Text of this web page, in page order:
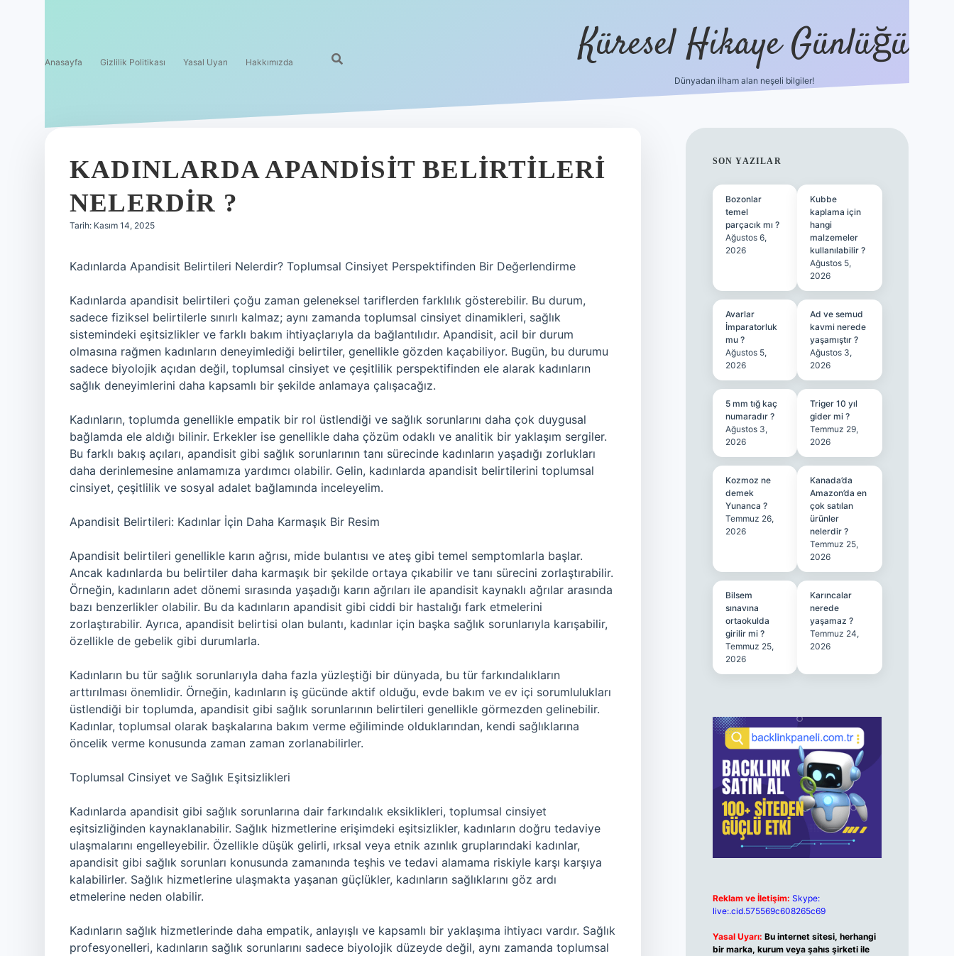
Anasayfa Gizlilik Politikası Yasal Uyarı Hakkımızda Küresel Hikaye Günlüğü
Dünyadan ilham alan neşeli bilgiler!
KADINLARDA APANDISIT BELIRTILERI
NELERDIR ?
Tarih: Kasım 14, 2025
Kadınlarda Apandisit Belirtileri Nelerdir? Toplumsal Cinsiyet Perspektifinden Bir Değerlendirme
Kadınlarda apandisit belirtileri çoğu zaman geleneksel tariflerden farklılık gösterebilir. Bu durum,
sadece fiziksel belirtilerle sınırlı kalmaz; aynı zamanda toplumsal cinsiyet dinamikleri, sağlık
sistemindeki eşitsizlikler ve farklı bakım ihtiyaçlarıyla da bağlantılıdır. Apandisit, acil bir durum
olmasına rağmen kadınların deneyimlediği belirtiler, genellikle gözden kaçabiliyor. Bugün, bu durumu
sadece biyolojik açıdan değil, toplumsal cinsiyet ve çeşitlilik perspektifinden ele alarak kadınların
sağlık deneyimlerini daha kapsamlı bir şekilde anlamaya çalışacağız.
Kadınların, toplumda genellikle empatik bir rol üstlendiği ve sağlık sorunlarını daha çok duygusal
bağlamda ele aldığı bilinir. Erkekler ise genellikle daha çözüm odaklı ve analitik bir yaklaşım sergiler.
Bu farklı bakış açıları, apandisit gibi sağlık sorunlarının tanı sürecinde kadınların yaşadığı zorlukları
daha derinlemesine anlamamıza yardımcı olabilir. Gelin, kadınlarda apandisit belirtilerini toplumsal
cinsiyet, çeşitlilik ve sosyal adalet bağlamında inceleyelim.
Apandisit Belirtileri: Kadınlar İçin Daha Karmaşık Bir Resim
Apandisit belirtileri genellikle karın ağrısı, mide bulantısı ve ateş gibi temel semptomlarla başlar.
Ancak kadınlarda bu belirtiler daha karmaşık bir şekilde ortaya çıkabilir ve tanı sürecini zorlaştırabilir.
Örneğin, kadınların adet dönemi sırasında yaşadığı karın ağrıları ile apandisit kaynaklı ağrılar arasında
bazı benzerlikler olabilir. Bu da kadınların apandisit gibi ciddi bir hastalığı fark etmelerini
zorlaştırabilir. Ayrıca, apandisit belirtisi olan bulantı, kadınlar için başka sağlık sorunlarıyla karışabilir,
özellikle de gebelik gibi durumlarla.
Kadınların bu tür sağlık sorunlarıyla daha fazla yüzleştiği bir dünyada, bu tür farkındalıkların
arttırılması önemlidir. Örneğin, kadınların iş gücünde aktif olduğu, evde bakım ve ev içi sorumlulukları
üstlendiği bir toplumda, apandisit gibi sağlık sorunlarının belirtileri genellikle görmezden gelinebilir.
Kadınlar, toplumsal olarak başkalarına bakım verme eğiliminde olduklarından, kendi sağlıklarına
öncelik verme konusunda zaman zaman zorlanabilirler.
Toplumsal Cinsiyet ve Sağlık Eşitsizlikleri
Kadınlarda apandisit gibi sağlık sorunlarına dair farkındalık eksiklikleri, toplumsal cinsiyet
eşitsizliğinden kaynaklanabilir. Sağlık hizmetlerine erişimdeki eşitsizlikler, kadınların doğru tedaviye
ulaşmalarını engelleyebilir. Özellikle düşük gelirli, ırksal veya etnik azınlık gruplarındaki kadınlar,
apandisit gibi sağlık sorunları konusunda zamanında teşhis ve tedavi alamama riskiyle karşı karşıya
kalabilirler. Sağlık hizmetlerine ulaşmakta yaşanan güçlükler, kadınların sağlıklarını göz ardı
etmelerine neden olabilir.
Kadınların sağlık hizmetlerinde daha empatik, anlayışlı ve kapsamlı bir yaklaşıma ihtiyacı vardır. Sağlık
profesyonelleri, kadınların sağlık sorunlarını sadece biyolojik düzeyde değil, aynı zamanda toplumsal
SIDEBAR
SON YAZILAR
Bozonlar
temel
parçacık mı ?
Ağustos 6,
2026
Kubbe
kaplama için
hangi
malzemeler
kullanılabilir ?
Ağustos 5,
2026
Avarlar
İmparatorluk
mu ?
Ağustos 5,
2026
Ad ve semud
kavmi nerede
yaşamıştır ?
Ağustos 3,
2026
5 mm tığ kaç
numaradır ?
Ağustos 3,
2026
Triger 10 yıl
gider mi ?
Temmuz 29,
2026
Kozmoz ne
demek
Yunanca ?
Temmuz 26,
2026
Kanada’da
Amazon’da en
çok satılan
ürünler
nelerdir ?
Temmuz 25,
2026
Bilsem
sınavına
ortaokulda
girilir mi ?
Temmuz 25,
2026
Karıncalar
nerede
yaşamaz ?
Temmuz 24,
2026
Reklam ve İletişim: Skype:
live:.cid.575569c608265c69
Yasal Uyarı: Bu internet sitesi, herhangi
bir marka, kurum veya şahıs şirketi ile
betexper güvenilir